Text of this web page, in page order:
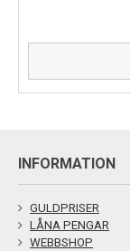
INFORMATION
GULDPRISER
LÅNA PENGAR
WEBBSHOP